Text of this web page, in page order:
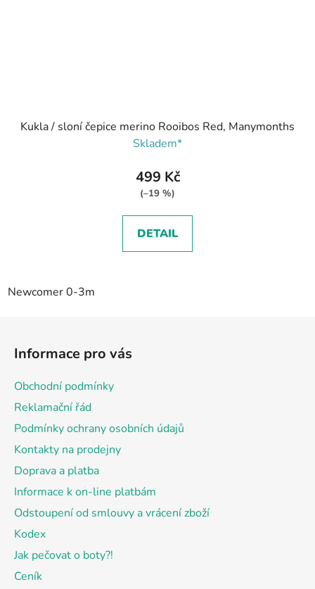
Kukla / sloní čepice merino Rooibos Red, Manymonths
Skladem*
499 Kč
(–19 %)
DETAIL
Newcomer 0-3m
Informace pro vás
Obchodní podmínky
Reklamační řád
Podmínky ochrany osobních údajů
Kontakty na prodejny
Doprava a platba
Informace k on-line platbám
Odstoupení od smlouvy a vrácení zboží
Kodex
Jak pečovat o boty?!
Ceník